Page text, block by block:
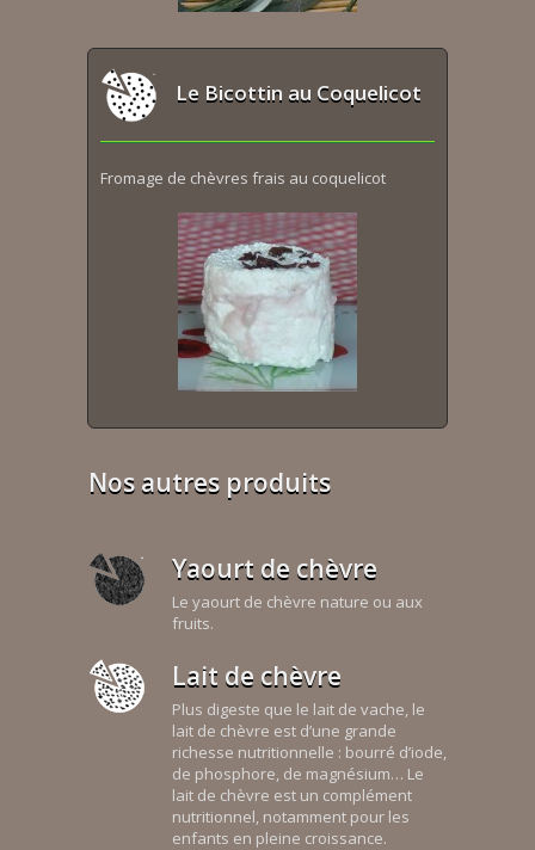
Le Bicottin au Coquelicot
Fromage de chèvres frais au coquelicot
Nos autres produits
Yaourt de chèvre
Le yaourt de chèvre nature ou aux
fruits.
Lait de chèvre
Plus digeste que le lait de vache, le
lait de chèvre est d’une grande
richesse nutritionnelle : bourré d’iode,
de phosphore, de magnésium… Le
lait de chèvre est un complément
nutritionnel, notamment pour les
enfants en pleine croissance.